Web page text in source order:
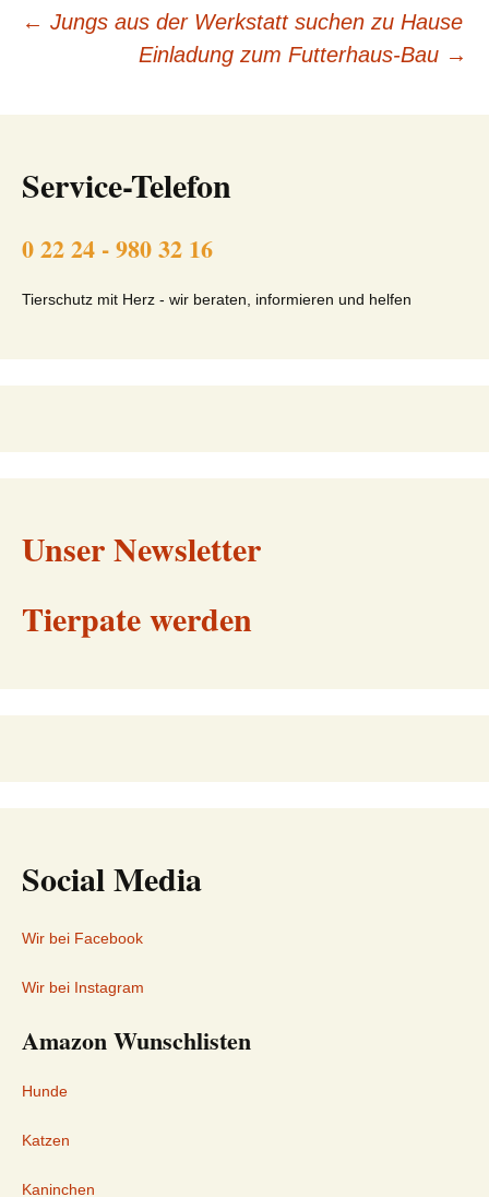
Beitragsnavigation
← Jungs aus der Werkstatt suchen zu Hause
Einladung zum Futterhaus-Bau →
Service-Telefon
0 22 24 - 980 32 16
Tierschutz mit Herz - wir beraten, informieren und helfen
Unser Newsletter
Tierpate werden
Social Media
Wir bei Facebook
Wir bei Instagram
Amazon Wunschlisten
Hunde
Katzen
Kaninchen